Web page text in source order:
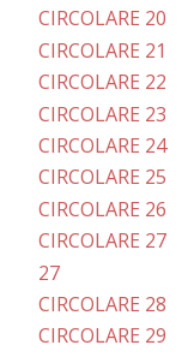
CIRCOLARE 20
CIRCOLARE 21
CIRCOLARE 22
CIRCOLARE 23
CIRCOLARE 24
CIRCOLARE 25
CIRCOLARE 26
CIRCOLARE 27
27
CIRCOLARE 28
CIRCOLARE 29